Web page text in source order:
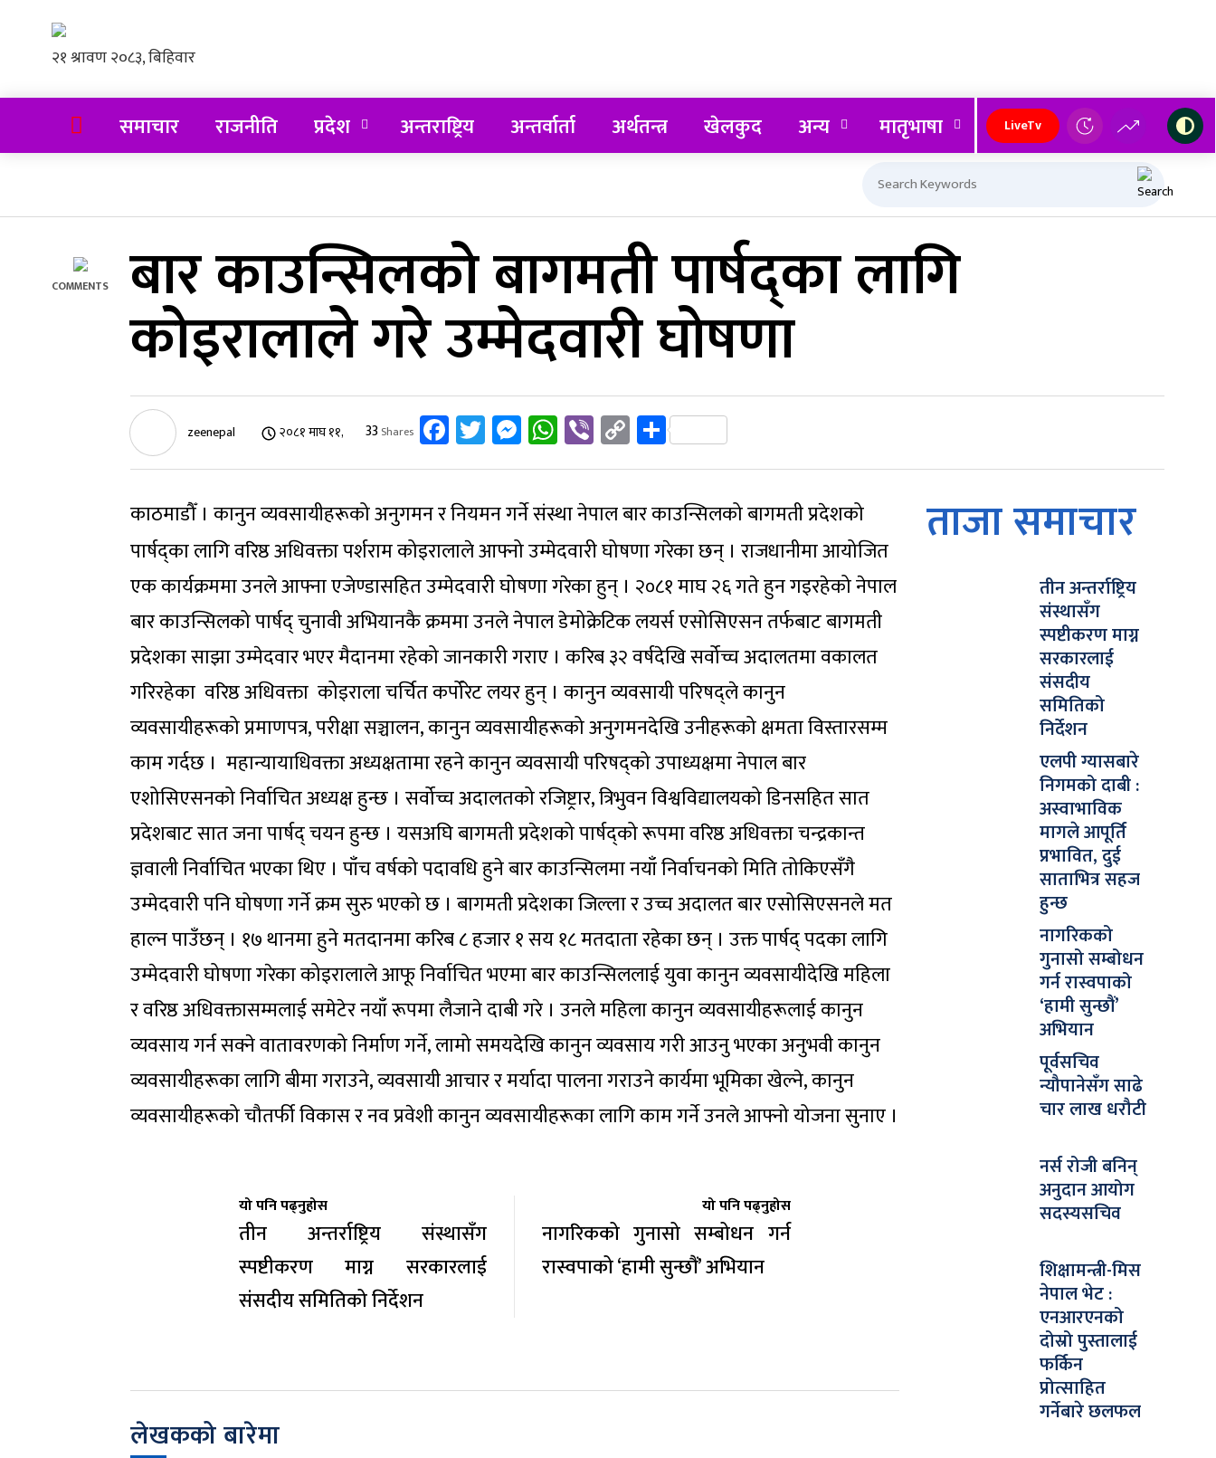
समाचार राजनीति प्रदेश अन्तराष्ट्रिय अन्तर्वार्ता अर्थतन्त्र खेलकुद अन्य मातृभाषा LiveTv
COMMENTS बार काउन्सिलको बागमती पार्षद्का लागि
कोइरालाले गरे उम्मेदवारी घोषणा
zeenepal २०८१ माघ ११, 33 Shares Facebook
Twitter
Messenger
WhatsApp
ViberCopy
Link
Share
काठमाडौँ । कानुन व्यवसायीहरूको अनुगमन र नियमन गर्ने संस्था नेपाल बार काउन्सिलको बागमती प्रदेशको
पार्षद्का लागि वरिष्ठ अधिवक्ता पर्शराम कोइरालाले आफ्नो उम्मेदवारी घोषणा गरेका छन् । राजधानीमा आयोजित
एक कार्यक्रममा उनले आफ्ना एजेण्डासहित उम्मेदवारी घोषणा गरेका हुन् । २०८१ माघ २६ गते हुन गइरहेको नेपाल
बार काउन्सिलको पार्षद् चुनावी अभियानकै क्रममा उनले नेपाल डेमोक्रेटिक लयर्स एसोसिएसन तर्फबाट बागमती
प्रदेशका साझा उम्मेदवार भएर मैदानमा रहेको जानकारी गराए । करिब ३२ वर्षदेखि सर्वोच्च अदालतमा वकालत
गरिरहेका वरिष्ठ अधिवक्ता कोइराला चर्चित कर्पोरेट लयर हुन् । कानुन व्यवसायी परिषद्ले कानुन
व्यवसायीहरूको प्रमाणपत्र, परीक्षा सञ्चालन, कानुन व्यवसायीहरूको अनुगमनदेखि उनीहरूको क्षमता विस्तारसम्म
काम गर्दछ । महान्यायाधिवक्ता अध्यक्षतामा रहने कानुन व्यवसायी परिषद्को उपाध्यक्षमा नेपाल बार
एशोसिएसनको निर्वाचित अध्यक्ष हुन्छ । सर्वोच्च अदालतको रजिष्ट्रार, त्रिभुवन विश्वविद्यालयको डिनसहित सात
प्रदेशबाट सात जना पार्षद् चयन हुन्छ । यसअघि बागमती प्रदेशको पार्षद्को रूपमा वरिष्ठ अधिवक्ता चन्द्रकान्त
ज्ञवाली निर्वाचित भएका थिए । पाँच वर्षको पदावधि हुने बार काउन्सिलमा नयाँ निर्वाचनको मिति तोकिएसँगै
उम्मेदवारी पनि घोषणा गर्ने क्रम सुरु भएको छ । बागमती प्रदेशका जिल्ला र उच्च अदालत बार एसोसिएसनले मत
हाल्न पाउँछन् । १७ थानमा हुने मतदानमा करिब ८ हजार १ सय १८ मतदाता रहेका छन् । उक्त पार्षद् पदका लागि
उम्मेदवारी घोषणा गरेका कोइरालाले आफू निर्वाचित भएमा बार काउन्सिललाई युवा कानुन व्यवसायीदेखि महिला
र वरिष्ठ अधिवक्तासम्मलाई समेटेर नयाँ रूपमा लैजाने दाबी गरे । उनले महिला कानुन व्यवसायीहरूलाई कानुन
व्यवसाय गर्न सक्ने वातावरणको निर्माण गर्ने, लामो समयदेखि कानुन व्यवसाय गरी आउनु भएका अनुभवी कानुन
व्यवसायीहरूका लागि बीमा गराउने, व्यवसायी आचार र मर्यादा पालना गराउने कार्यमा भूमिका खेल्ने, कानुन
व्यवसायीहरूको चौतर्फी विकास र नव प्रवेशी कानुन व्यवसायीहरूका लागि काम गर्ने उनले आफ्नो योजना सुनाए ।
यो पनि पढ्नुहोस
तीन अन्तर्राष्ट्रिय संस्थासँग
स्पष्टीकरण माग्न सरकारलाई
संसदीय समितिको निर्देशन
यो पनि पढ्नुहोस
नागरिकको गुनासो सम्बोधन गर्न
रास्वपाको ‘हामी सुन्छौं’ अभियान
लेखकको बारेमा
ताजा समाचार
तीन अन्तर्राष्ट्रिय
संस्थासँग
स्पष्टीकरण माग्न
सरकारलाई
संसदीय
समितिको
निर्देशन
एलपी ग्यासबारे
निगमको दाबी :
अस्वाभाविक
मागले आपूर्ति
प्रभावित, दुई
साताभित्र सहज
हुन्छ
नागरिकको
गुनासो सम्बोधन
गर्न रास्वपाको
‘हामी सुन्छौं’
अभियान
पूर्वसचिव
न्यौपानेसँग साढे
चार लाख धरौटी
नर्स रोजी बनिन्
अनुदान आयोग
सदस्यसचिव
शिक्षामन्त्री-मिस
नेपाल भेट :
एनआरएनको
दोस्रो पुस्तालाई
फर्किन
प्रोत्साहित
गर्नेबारे छलफल